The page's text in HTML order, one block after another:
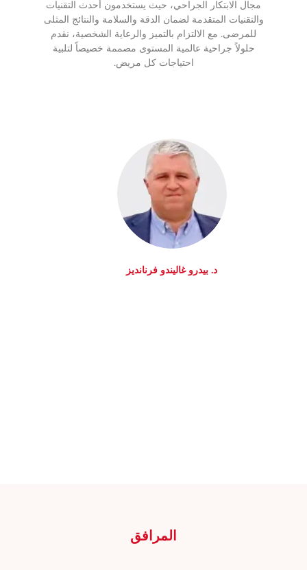
مجال الابتكار الجراحي، حيث يستخدمون أحدث التقنيات
والتقنيات المتقدمة لضمان الدقة والسلامة والنتائج المثلى
للمرضى. مع الالتزام بالتميز والرعاية الشخصية، نقدم
حلولاً جراحية عالمية المستوى مصممة خصيصاً لتلبية
احتياجات كل مريض.
د. بيدرو غاليندو فرنانديز
المرافق